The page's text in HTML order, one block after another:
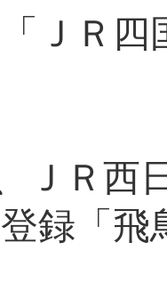
ＪＲ
ＪＲ西
録「